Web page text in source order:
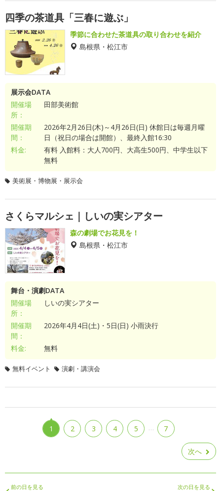
四季の茶道具「三春に遊ぶ」
季節に合わせた茶道具の取り合わせを紹介
島根県・松江市
展示会DATA
開催場
所：
田部美術館
開催期
間：
2026年2月26日(木)～4月26日(日) 休館日は毎週月曜
日（祝日の場合は開館）、最終入館16:30
料金:
有料 入館料：大人700円、大高生500円、中学生以下
無料
美術展・博物展・展示会
さくらマルシェ｜しいの実シアター
森の劇場でお花見を！
島根県・松江市
舞台・演劇DATA
開催場
所：
しいの実シアター
開催期
間：
2026年4月4日(土)・5日(日) 小雨決行
料金: 無料
無料イベント 演劇・講演会
1 2 3 4 5 … 7
次へ
前の日を見る 次の日を見る